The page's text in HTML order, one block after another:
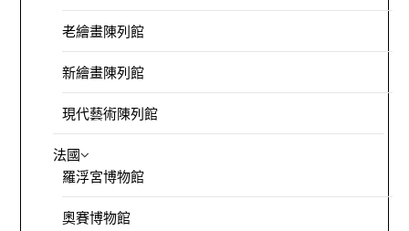
老繪畫陳列館
新繪畫陳列館
現代藝術陳列館
法國
羅浮宮博物館
奧賽博物館